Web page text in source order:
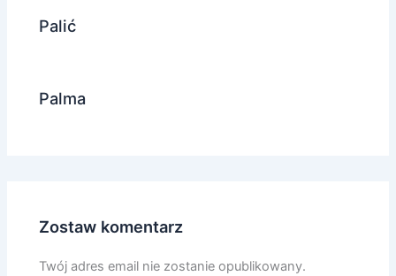
Palić
Palma
Zostaw komentarz
Twój adres email nie zostanie opublikowany.